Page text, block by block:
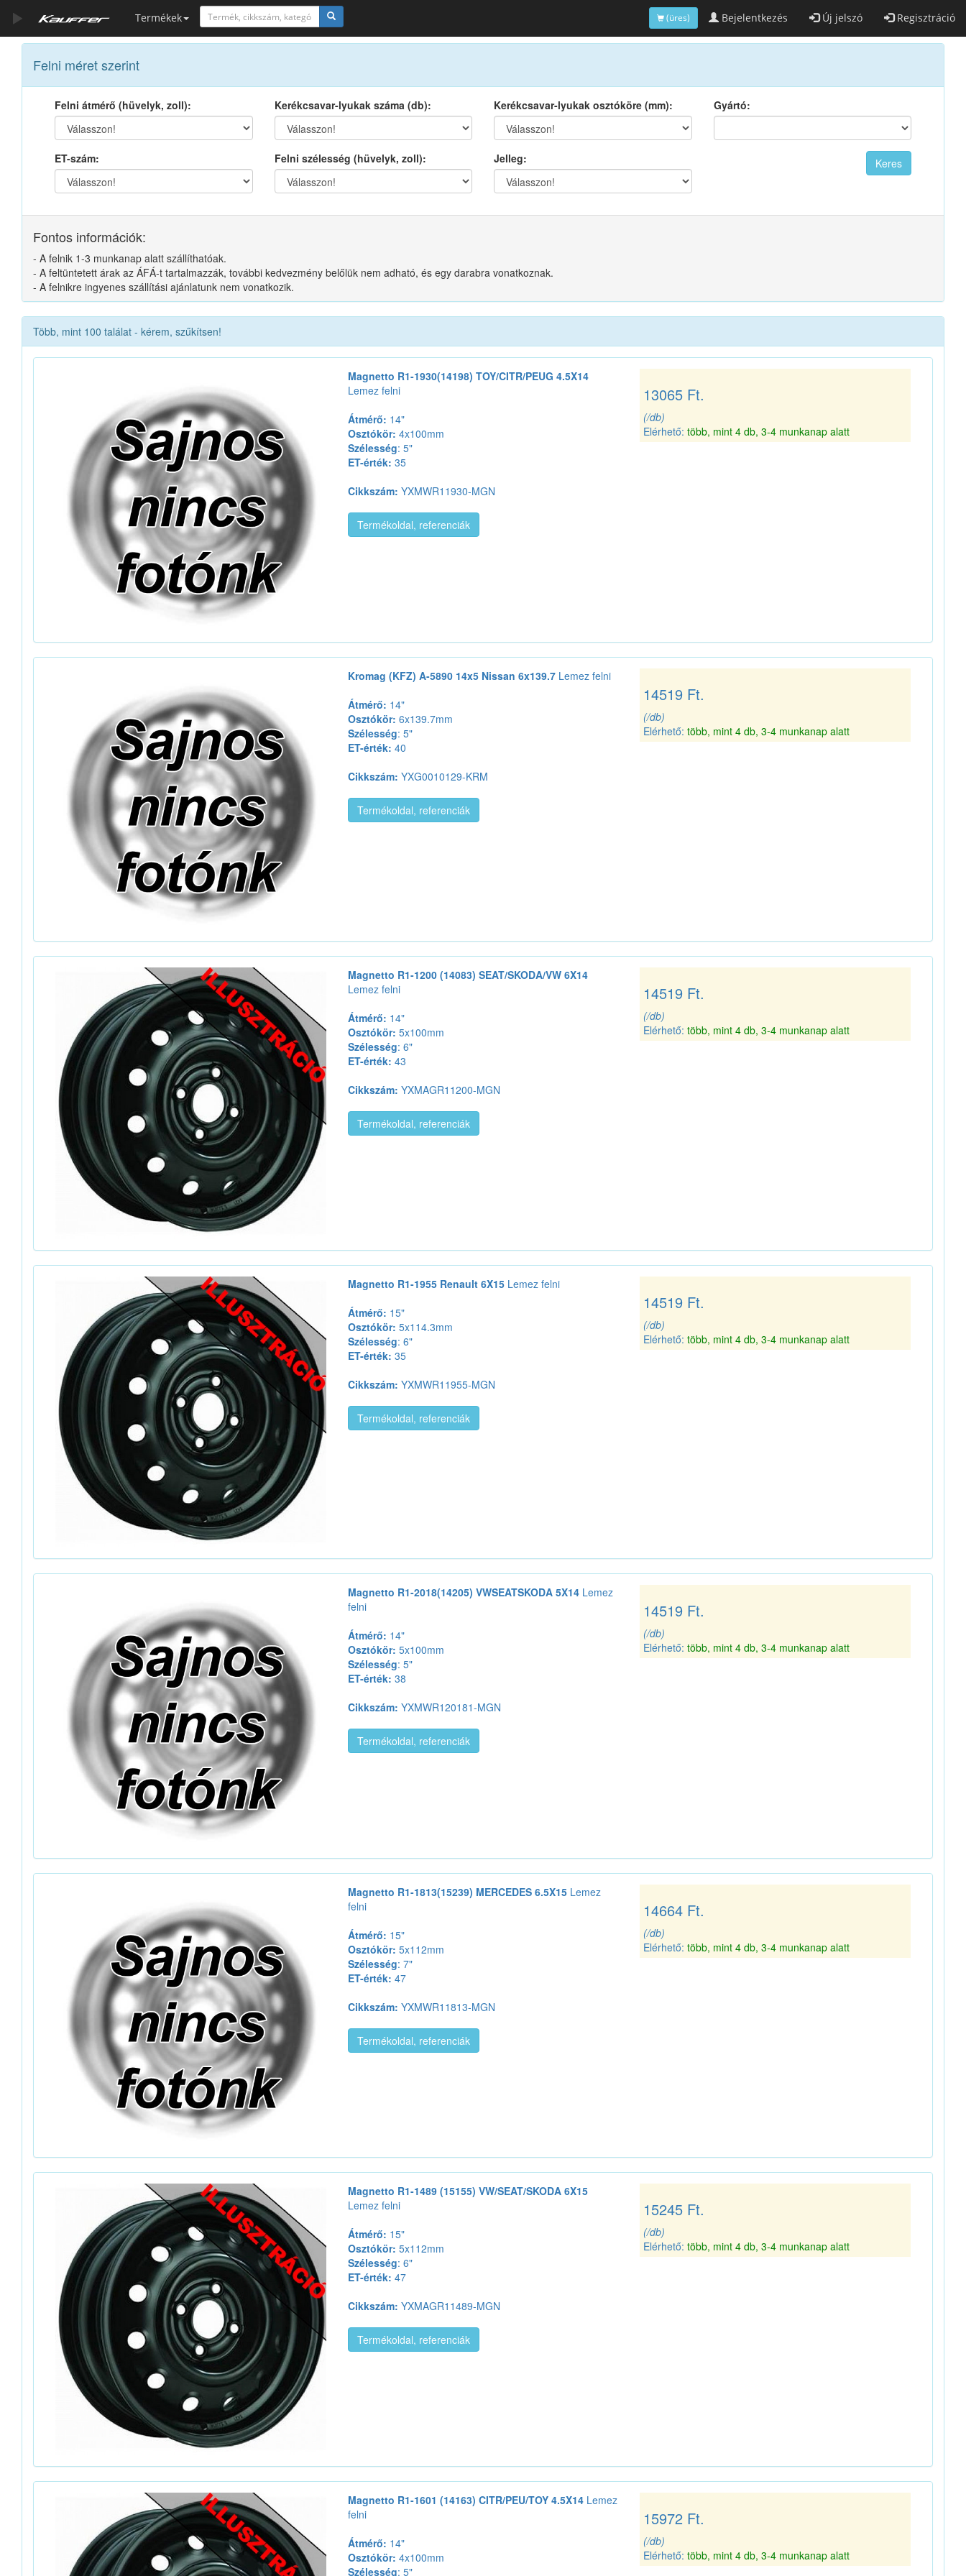
Termékek Bejelentkezés Új jelszó Regisztráció
(üres)
Szerszámkatalógus
Kosár
Alkatrészek
Felni méret szerint
Felni átmérő (hüvelyk, zoll): Kerékcsavar-lyukak száma (db): Kerékcsavar-lyukak osztóköre (mm): Gyártó:
ET-szám: Felni szélesség (hüvelyk, zoll): Jelleg:
Fontos információk:
- A felnik 1-3 munkanap alatt szállíthatóak.
- A feltüntetett árak az ÁFÁ-t tartalmazzák, további kedvezmény belőlük nem adható, és egy darabra vonatkoznak.
- A felnikre ingyenes szállítási ajánlatunk nem vonatkozik.
Több, mint 100 találat - kérem, szűkítsen!
Magnetto R1-1930(14198) TOY/CITR/PEUG 4.5X14
Lemez felni
Átmérő: 14"
Osztókör: 4x100mm
Szélesség: 5"
ET-érték: 35
Cikkszám: YXMWR11930-MGN
Termékoldal, referenciák
13065 Ft.
(/db)
Elérhető:több, mint 4 db, 3-4 munkanap alatt
Kromag (KFZ) A-5890 14x5 Nissan 6x139.7Lemez felni
Átmérő: 14"
Osztókör: 6x139.7mm
Szélesség: 5"
ET-érték: 40
Cikkszám: YXG0010129-KRM
Termékoldal, referenciák
14519 Ft.
(/db)
Elérhető:több, mint 4 db, 3-4 munkanap alatt
Magnetto R1-1200 (14083) SEAT/SKODA/VW 6X14
Lemez felni
Átmérő: 14"
Osztókör: 5x100mm
Szélesség: 6"
ET-érték: 43
Cikkszám: YXMAGR11200-MGN
Termékoldal, referenciák
14519 Ft.
(/db)
Elérhető:több, mint 4 db, 3-4 munkanap alatt
Magnetto R1-1955 Renault 6X15Lemez felni
Átmérő: 15"
Osztókör: 5x114.3mm
Szélesség: 6"
ET-érték: 35
Cikkszám: YXMWR11955-MGN
Termékoldal, referenciák
14519 Ft.
(/db)
Elérhető:több, mint 4 db, 3-4 munkanap alatt
Magnetto R1-2018(14205) VWSEATSKODA 5X14Lemez
felni
Átmérő: 14"
Osztókör: 5x100mm
Szélesség: 5"
ET-érték: 38
Cikkszám: YXMWR120181-MGN
Termékoldal, referenciák
14519 Ft.
(/db)
Elérhető:több, mint 4 db, 3-4 munkanap alatt
Magnetto R1-1813(15239) MERCEDES 6.5X15Lemez
felni
Átmérő: 15"
Osztókör: 5x112mm
Szélesség: 7"
ET-érték: 47
Cikkszám: YXMWR11813-MGN
Termékoldal, referenciák
14664 Ft.
(/db)
Elérhető:több, mint 4 db, 3-4 munkanap alatt
Magnetto R1-1489 (15155) VW/SEAT/SKODA 6X15
Lemez felni
Átmérő: 15"
Osztókör: 5x112mm
Szélesség: 6"
ET-érték: 47
Cikkszám: YXMAGR11489-MGN
Termékoldal, referenciák
15245 Ft.
(/db)
Elérhető:több, mint 4 db, 3-4 munkanap alatt
Magnetto R1-1601 (14163) CITR/PEU/TOY 4.5X14Lemez
felni
Átmérő: 14"
Osztókör: 4x100mm
Szélesség: 5"
15972 Ft.
(/db)
Elérhető:több, mint 4 db, 3-4 munkanap alatt